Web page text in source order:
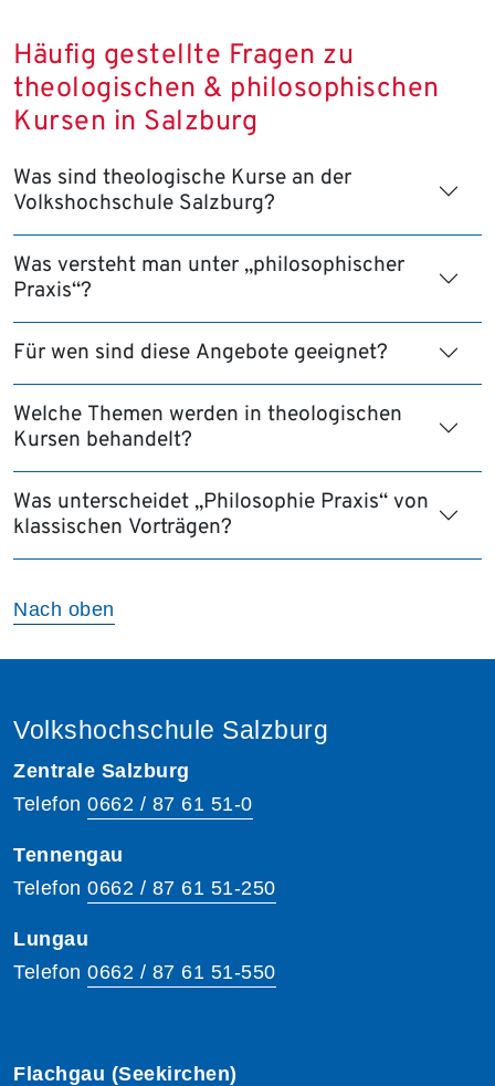
Häufig gestellte Fragen zu
theologischen & philosophischen
Kursen in Salzburg
Was sind theologische Kurse an der
Volkshochschule Salzburg?
Was versteht man unter „philosophischer
Praxis“?
Für wen sind diese Angebote geeignet?
Welche Themen werden in theologischen
Kursen behandelt?
Was unterscheidet „Philosophie Praxis“ von
klassischen Vorträgen?
Nach oben
Volkshochschule Salzburg
Zentrale Salzburg
Telefon 0662 / 87 61 51-0
Tennengau
Telefon 0662 / 87 61 51-250
Lungau
Telefon 0662 / 87 61 51-550
Flachgau (Seekirchen)